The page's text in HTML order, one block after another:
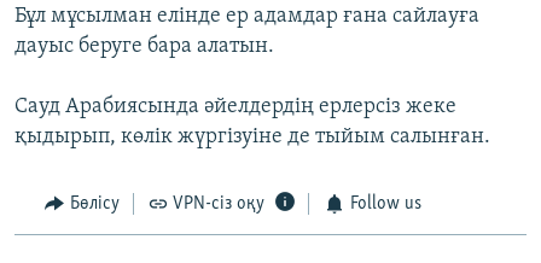
Бұл мұсылман елінде ер адамдар ғана сайлауға
дауыс беруге бара алатын.
Сауд Арабиясында әйелдердің ерлерсіз жеке
қыдырып, көлік жүргізуіне де тыйым салынған.
Бөлісу VPN-сіз оқу Follow us